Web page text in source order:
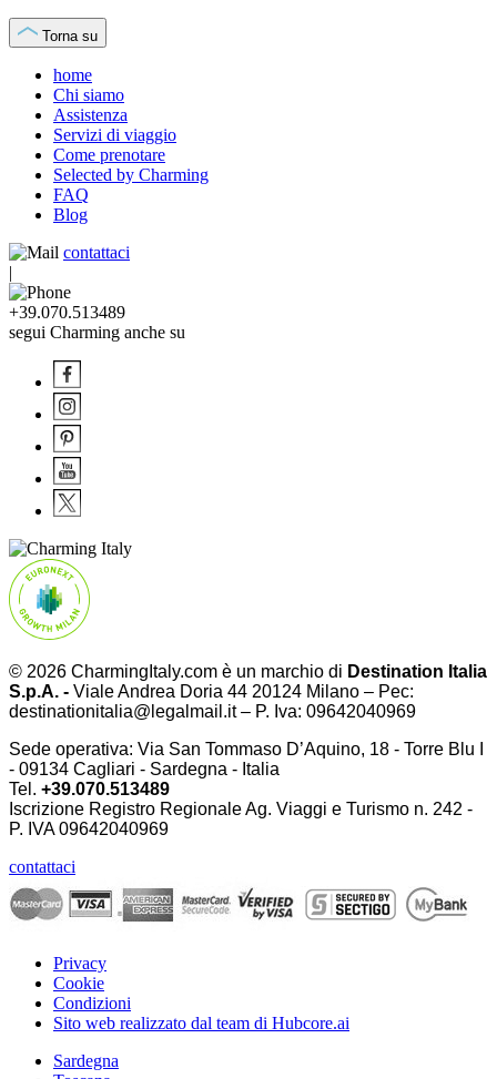
Torna su
home
Chi siamo
Assistenza
Servizi di viaggio
Come prenotare
Selected by Charming
FAQ
Blog
contattaci
|
+39.070.513489
segui Charming anche su
© 2026 CharmingItaly.com è un marchio di Destination Italia
S.p.A. - Viale Andrea Doria 44 20124 Milano – Pec:
destinationitalia@legalmail.it – P. Iva: 09642040969
Sede operativa: Via San Tommaso D’Aquino, 18 - Torre Blu I
- 09134 Cagliari - Sardegna - Italia
Tel. +39.070.513489
Iscrizione Registro Regionale Ag. Viaggi e Turismo n. 242 -
P. IVA09642040969
contattaci
Privacy
Cookie
Condizioni
Sito web realizzato dal team di Hubcore.ai
Sardegna